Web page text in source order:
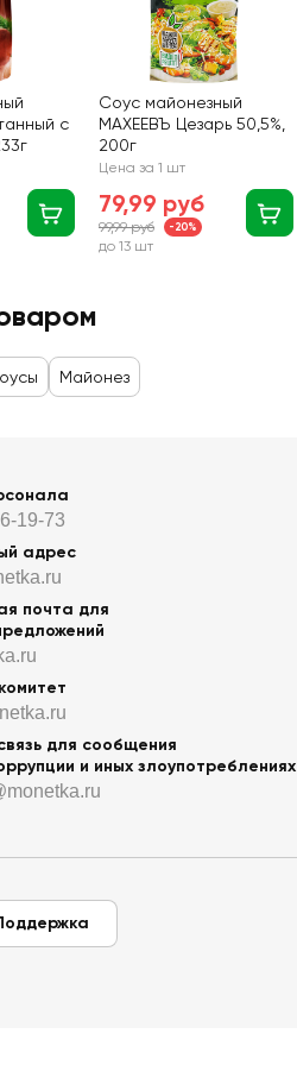
с
Соус майонезный
МАХЕЕВЪ Цезарь 50,5%,
200г
Цена за 1 шт
79,99 руб
99,99 руб -20%
до 13 шт
Майонез
19-73
адрес
почта для
для сообщения
и иных злоупотреблениях